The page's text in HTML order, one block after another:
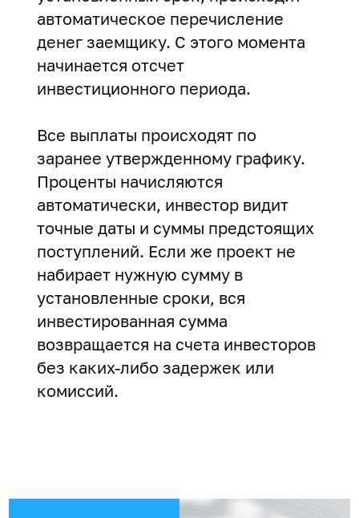
автоматическое перечисление
денег заемщику. С этого момента
начинается отсчет
инвестиционного периода.
Все выплаты происходят по
заранее утвержденному графику.
Проценты начисляются
автоматически, инвестор видит
точные даты и суммы предстоящих
поступлений. Если же проект не
набирает нужную сумму в
установленные сроки, вся
инвестированная сумма
возвращается на счета инвесторов
без каких-либо задержек или
комиссий.